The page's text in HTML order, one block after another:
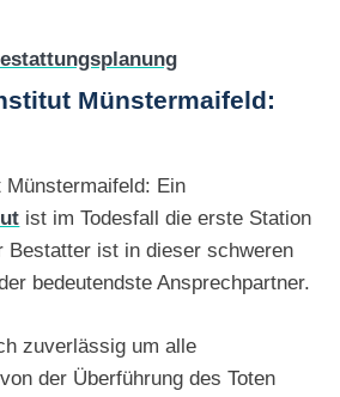
Münstermaifeld:
Ein
ist im Todesfall die erste Station
Bestatter ist in dieser schweren
bedeutendste Ansprechpartner.
zuverlässig um alle
der Überführung des Toten